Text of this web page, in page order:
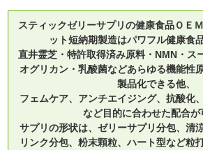
企業情報
スティックゼリーサプリの健康食品ＯＥ
ット短納期製造はパワフル健康食
直井霊芝・特許取得済み原料・NMN・ス
オグリカン・乳酸菌などあらゆる機能性
製品化できる他、
フェムケア、アンチエイジング、抗酸化
など目的に合わせた配合が
サプリの形状は、ゼリーサプリ分包、清
リンク分包、粉末顆粒、ハート型など粒